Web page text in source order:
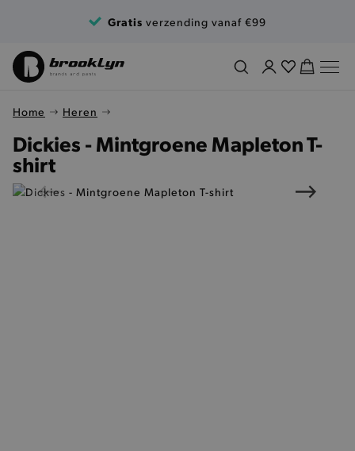
Gratis verzending vanaf €99
Home Heren
Dickies - Mintgroene Mapleton T-
shirt